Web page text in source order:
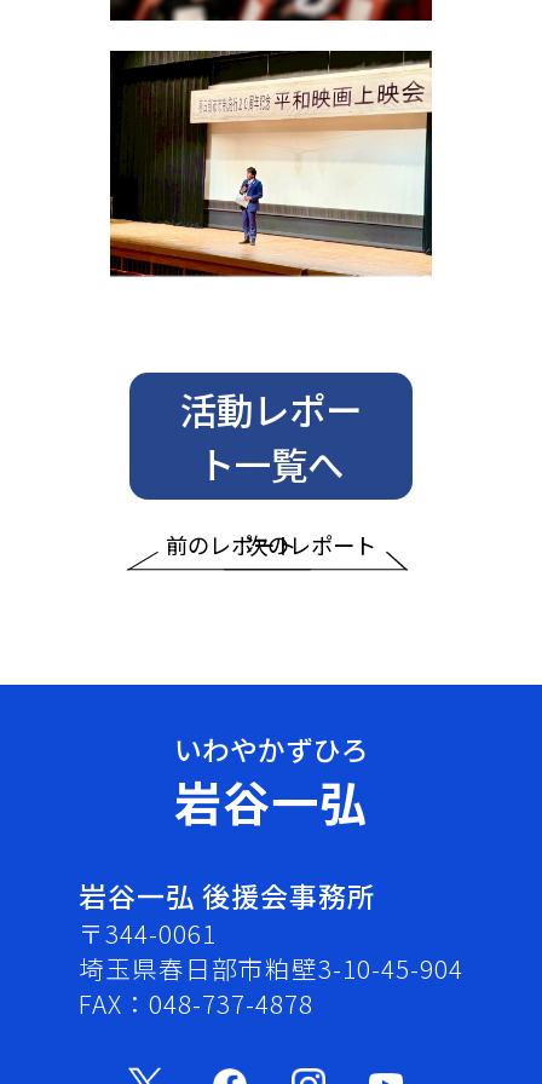
前のレポート
活動レポー
ト一覧へ
次のレポート
岩谷一弘
岩谷一弘 後援会事務所
〒344-0061
埼玉県春日部市粕壁3-10-45-904
FAX：048-737-4878